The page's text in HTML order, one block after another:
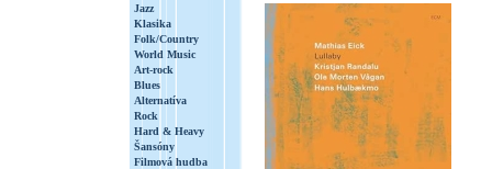
Jazz
Klasika
Folk/Country
World Music
Art-rock
Blues
Alternatíva
Rock
Hard & Heavy
Šansóny
Filmová hudba